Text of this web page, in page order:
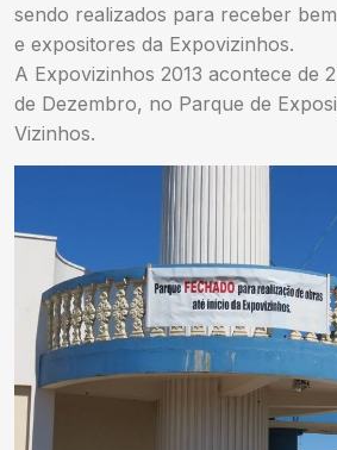
sendo realizados para receber
e expositores da Expovizinhos.
A Expovizinhos 2013 acontece de
de Dezembro, no Parque de
Vizinhos.